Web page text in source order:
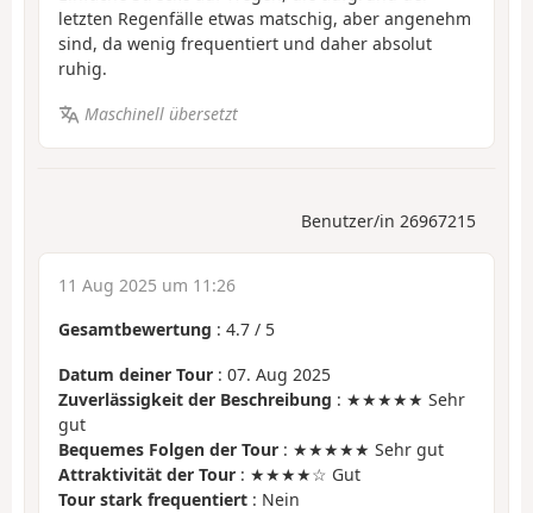
letzten Regenfälle etwas matschig, aber angenehm
sind, da wenig frequentiert und daher absolut
ruhig.
Maschinell übersetzt
Benutzer/in 26967215
11 Aug 2025 um 11:26
Gesamtbewertung : 4.7 / 5
Datum deiner Tour : 07. Aug 2025
Zuverlässigkeit der Beschreibung : ★★★★★ Sehr
gut
Bequemes Folgen der Tour : ★★★★★ Sehr gut
Attraktivität der Tour : ★★★★☆ Gut
Tour stark frequentiert : Nein